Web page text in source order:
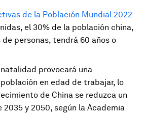
de la Población Mundial 2022
el 30% de la población china,
personas, tendrá 60 años o
provocará una
en edad de trabajar, lo
de China se reduzca un
2035 y 2050, según la Academia